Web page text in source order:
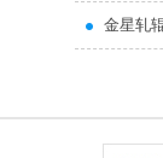
金星轧